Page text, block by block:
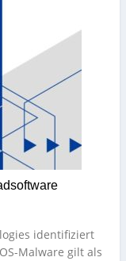
identifiziert
Malware gilt als